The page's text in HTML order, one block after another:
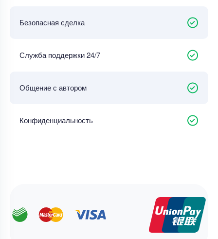
Безопасная сделка
Служба поддержки 24/7
Общение с автором
Конфиденциальность